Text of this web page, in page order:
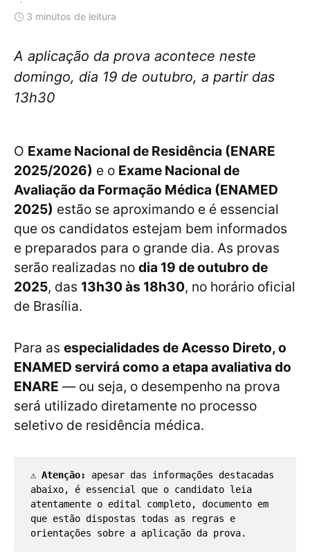
3 minutos de leitura
A aplicação da prova acontece neste
domingo, dia 19 de outubro, a partir das
13h30
O Exame Nacional de Residência (ENARE
2025/2026) e o Exame Nacional de
Avaliação da Formação Médica (ENAMED
2025) estão se aproximando e é essencial
que os candidatos estejam bem informados
e preparados para o grande dia. As provas
serão realizadas no dia 19 de outubro de
2025, das 13h30 às 18h30, no horário oficial
de Brasília.
Para as especialidades de Acesso Direto, o
ENAMED servirá como a etapa avaliativa do
ENARE — ou seja, o desempenho na prova
será utilizado diretamente no processo
seletivo de residência médica.
⚠️ Atenção:
apesar das informações destacadas
abaixo, é essencial que o candidato leia
atentamente o edital completo, documento em
que estão dispostas todas as regras e
orientações sobre a aplicação da prova.